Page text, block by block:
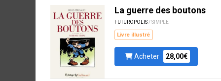
La guerre des boutons
FUTUROPOLIS / SIMPLE
Livre illustré
Acheter 28,00€